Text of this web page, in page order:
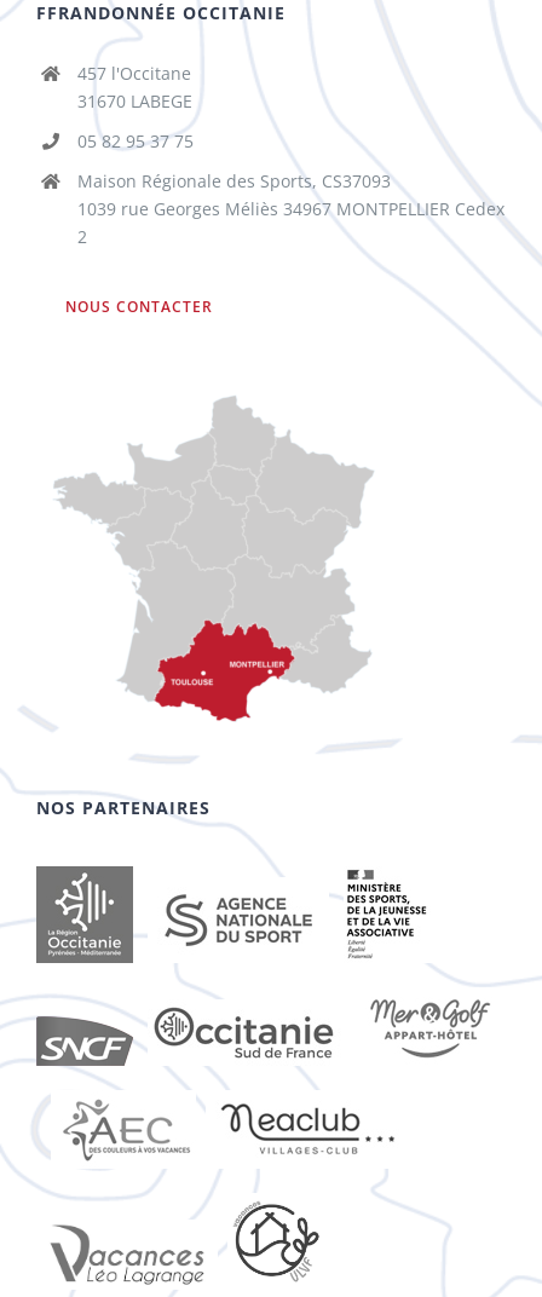
FFRANDONNÉE OCCITANIE
457 l'Occitane
31670 LABEGE
05 82 95 37 75
Maison Régionale des Sports, CS37093
1039 rue Georges Méliès 34967 MONTPELLIER Cedex
2
NOUS CONTACTER
NOS PARTENAIRES